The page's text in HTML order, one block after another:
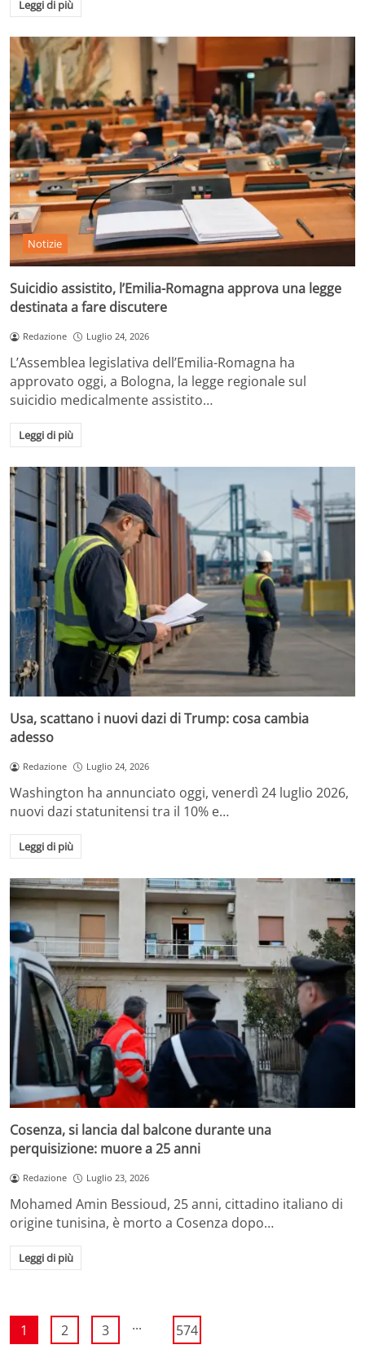
Leggi di più
Notizie
Suicidio assistito, l’Emilia-Romagna approva una legge
destinata a fare discutere
Redazione Luglio 24, 2026
L’Assemblea legislativa dell’Emilia-Romagna ha
approvato oggi, a Bologna, la legge regionale sul
suicidio medicalmente assistito…
Leggi di più
Usa, scattano i nuovi dazi di Trump: cosa cambia
adesso
Redazione Luglio 24, 2026
Washington ha annunciato oggi, venerdì 24 luglio 2026,
nuovi dazi statunitensi tra il 10% e…
Leggi di più
Cosenza, si lancia dal balcone durante una
perquisizione: muore a 25 anni
Redazione Luglio 23, 2026
Mohamed Amin Bessioud, 25 anni, cittadino italiano di
origine tunisina, è morto a Cosenza dopo…
Leggi di più
1 2 3 ... 574